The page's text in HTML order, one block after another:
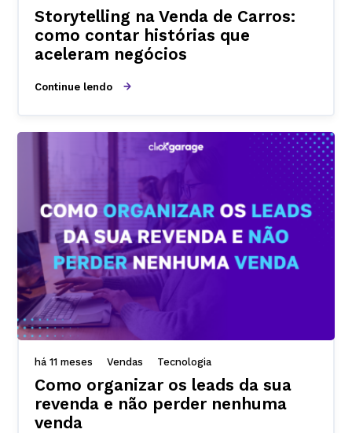
Storytelling na Venda de Carros:
como contar histórias que
aceleram negócios
Continue lendo
há 11 meses Vendas Tecnologia
Como organizar os leads da sua
revenda e não perder nenhuma
venda